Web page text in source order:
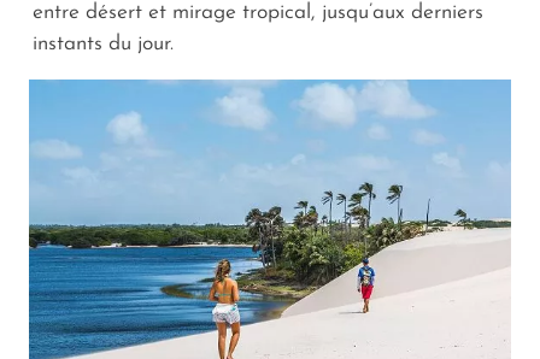
entre désert et mirage tropical, jusqu’aux derniers
instants du jour.